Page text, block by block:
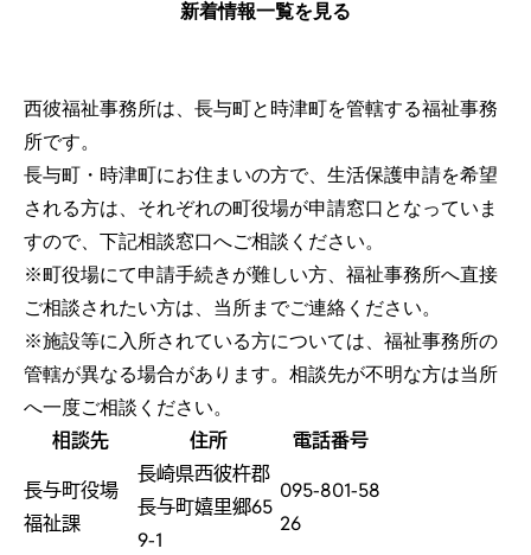
新着情報一覧を見る
西彼福祉事務所は、長与町と時津町を管轄する福祉事務
所です。
長与町・時津町にお住まいの方で、生活保護申請を希望
される方は、それぞれの町役場が申請窓口となっていま
すので、下記相談窓口へご相談ください。
※町役場にて申請手続きが難しい方、福祉事務所へ直接
ご相談されたい方は、当所までご連絡ください。
※施設等に入所されている方については、福祉事務所の
管轄が異なる場合があります。相談先が不明な方は当所
へ一度ご相談ください。
相談先 住所
電話番号
長与町役場
福祉課
長崎県西彼杵郡
長与町嬉里郷65
9-1
095-801-58
26